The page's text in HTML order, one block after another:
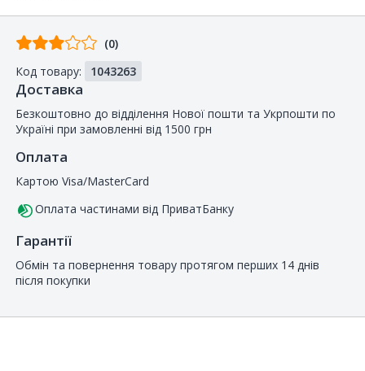
Відгуків
покупців
(0)
Код товару:
1043263
Доставка
Безкоштовно до відділення Нової пошти та Укрпошти по
Україні при замовленні від 1500 грн
Оплата
Картою Visa/MasterCard
Оплата частинами від ПриватБанку
Гарантії
Обмін та повернення товару протягом перших 14 днів
після покупки